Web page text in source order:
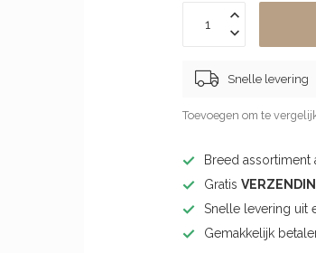
Snelle levering
Toevoegen om te
Breed assortiment
Gratis
Snelle levering uit
Gemakkelijk